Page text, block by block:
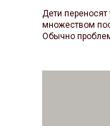
Дети
множеством
Обычно